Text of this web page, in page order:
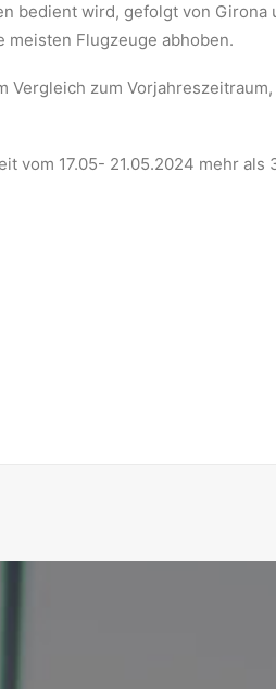
bedient wird, gefolgt von
meisten Flugzeuge abhoben.
zum
17.05- 21.05.2024 mehr